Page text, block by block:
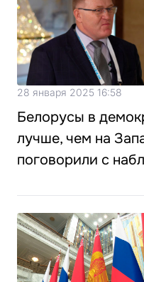
28 января 2025 16:58
Белорусы в
лучше, чем на
поговорили с